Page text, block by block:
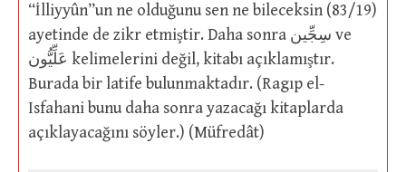
“İlliyyûn”un ne olduğunu sen ne bileceksin (83/19)
ayetinde de zikr etmiştir. Daha sonra سِجِّين ve
عَلِّيُّون kelimelerini değil, kitabı açıklamıştır.
Burada bir latife bulunmaktadır. (Ragıp el-
Isfahani bunu daha sonra yazacağı kitaplarda
açıklayacağını söyler.) (Müfredât)